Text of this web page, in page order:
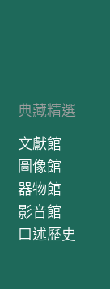
典藏精選
文獻館
圖像館
器物館
影音館
口述歷史